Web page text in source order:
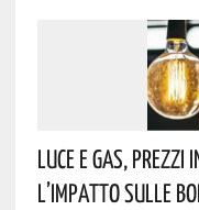
Luce E Gas,
L’impatto Sulle